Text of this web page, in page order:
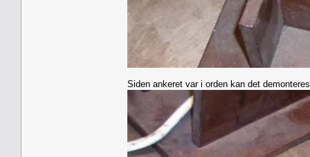
Siden ankeret var i orden kan det